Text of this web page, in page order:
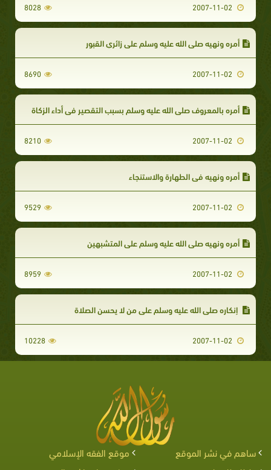
8028
أمره ونهيه صلى الله عليه وسلم على زائري القبور
8690
أمره بالمعروف صلى الله عليه وسلم بسبب التقصير في أداء الزكاة
8210
أمره ونهيه في الطهارة والاستنجاء
9529
أمره ونهيه صلى الله عليه وسلم على المتشبهين
8959
إنكاره صلى الله عليه وسلم على من لا يحسن الصلاة
10228
ساهم في نشر الموقع
موقع الفقه الإسلامي